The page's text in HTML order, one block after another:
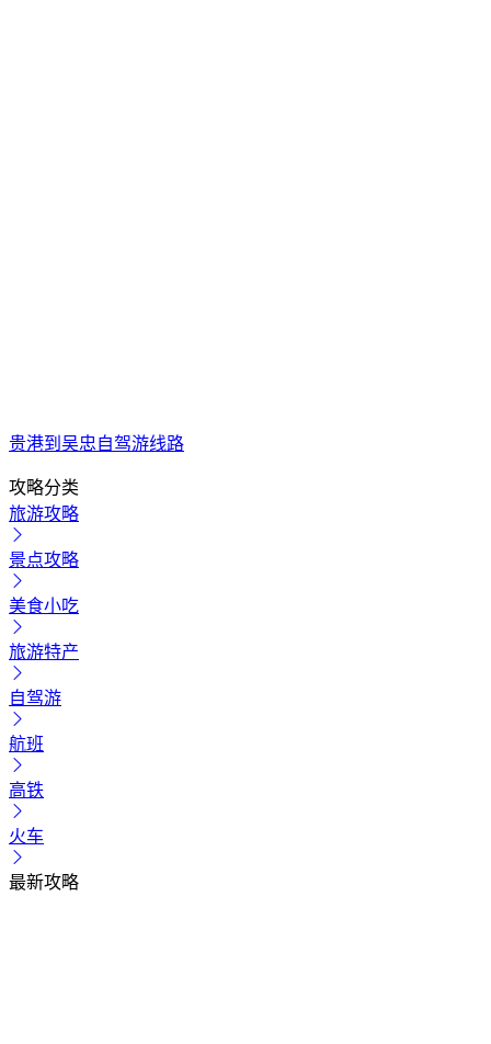
贵港到吴忠自驾游线路
攻略分类
旅游攻略
景点攻略
美食小吃
旅游特产
自驾游
航班
高铁
火车
最新攻略